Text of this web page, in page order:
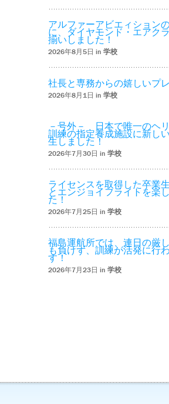
アルファーアビエィション
に、ダイヤモンド・エアク
揃いしました！
2026年8月5日 in 学校
社長と専務からの嬉しいプ
2026年8月1日 in 学校
－号外－ 日本で唯一のヘ
訓練の指定養成施設に新し
生しました！
2026年7月30日 in 学校
ライセンスを取得した卒業
とエンジョイフライトを楽
た！
2026年7月25日 in 学校
福島運航所では、連日の厳
も負けず、訓練が活発に行
す！
2026年7月23日 in 学校